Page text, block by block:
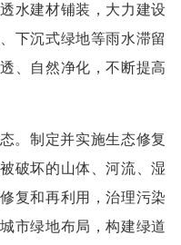
水建材铺装，大力建设
下沉式绿地等雨水滞留
、自然净化，不断提高
。制定并实施生态修复
破坏的山体、河流、湿
复和再利用，治理污染
市绿地布局，构建绿道